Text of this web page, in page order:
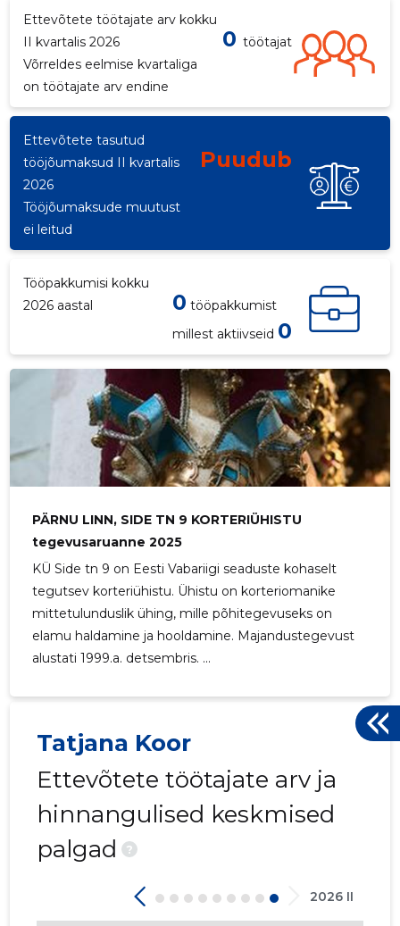
PÄRNU
Ettevõtete töötajate arv kokku
II kvartalis 2026
0 töötajat
Võrreldes eelmise kvartaliga
on töötajate arv endine
Ettevõtete tasutud
tööjõumaksud II kvartalis
2026
Puudub
Tööjõumaksude muutust
ei leitud
Tööpakkumisi kokku
2026 aastal
0 tööpakkumist
millest aktiivseid 0
PÄRNU LINN, SIDE TN 9 KORTERIÜHISTU
tegevusaruanne 2025
KÜ Side tn 9 on Eesti Vabariigi seaduste kohaselt
tegutsev korteriühistu. Ühistu on korteriomanike
mittetulunduslik ühing, mille põhitegevuseks on
elamu haldamine ja hooldamine. Majandustegevust
alustati 1999.a. detsembris. ...
Tatjana Koor
Ettevõtete töötajate arv ja
hinnangulised keskmised
palgad
?
2026 II